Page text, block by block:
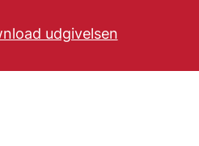
udgivelsen